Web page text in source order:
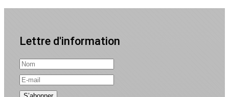
Lettre d'information